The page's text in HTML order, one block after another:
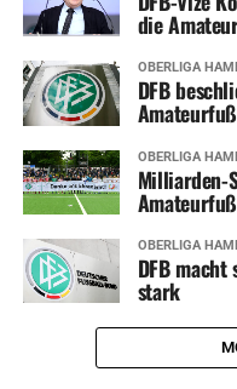
die
OBERLIGA
DFB
OBERLIGA
Milliarden-
OBERLIGA
DFB
stark